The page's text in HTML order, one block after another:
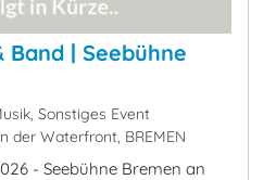
| Seebühne
Sonstiges Event
der Waterfront, BREMEN
- Seebühne Bremen an